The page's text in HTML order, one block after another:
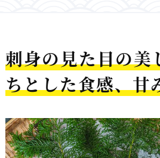
刺身の見た目の美
ちとした食感、甘